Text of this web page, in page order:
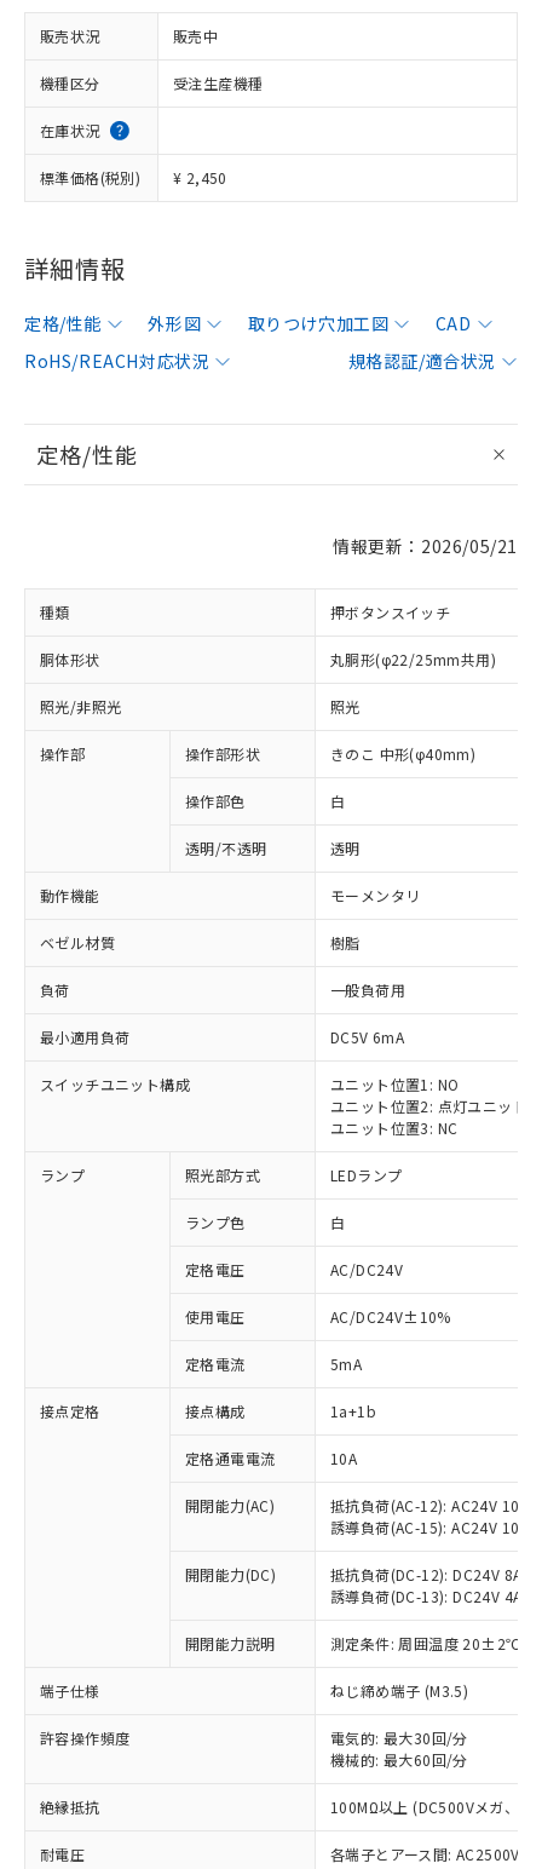
販売状況 販売中
機種区分 受注生産機種
在庫状況
標準価格(税別) ¥ 2,450
詳細情報
定格/性能 外形図 取りつけ穴加工図
CAD
RoHS/REACH対応状況
規格認証/適合状況
定格/性能
情報更新：2026/05/21
種類 押ボタンスイッチ
胴体形状 丸胴形(φ22/25mm共用)
照光/非照光 照光
操作部 操作部形状 きのこ 中形(φ40mm)
操作部色 白
透明/不透明 透明
動作機能 モーメンタリ
ベゼル材質 樹脂
負荷 一般負荷用
最小適用負荷 DC5V 6mA
スイッチユニット構成
ユニット位置1: NO
ユニット位置2: 点灯ユニット
ユニット位置3: NC
ランプ 照光部方式 LEDランプ
ランプ色 白
定格電圧 AC/DC24V
使用電圧 AC/DC24V±10%
定格電流 5mA
接点定格 接点構成 1a+1b
定格通電電流 10A
開閉能力(AC)
抵抗負荷(AC-12): AC24V 10A/
誘導負荷(AC-15): AC24V
開閉能力(DC)
抵抗負荷(DC-12): DC24V 8A/
誘導負荷(DC-13): DC24V 4A/
開閉能力説明 測定条件: 周囲温度 20±2℃、
端子仕様 ねじ締め端子 (M3.5)
許容操作頻度
電気的: 最大30回/分
機械的: 最大60回/分
絶縁抵抗 100MΩ以上 (DC500Vメガ、点
耐電圧
各端子とアース間: AC2500V
ご利用条件
以下の条件をお読みいただき、同意のうえ
本サービスは、当社制御機器事業取扱
商品の当社在庫状況および標準価格
(税抜)を提供させていただくもので
当社制御機器事業取扱商品の中には、
本サービスの対象外となる商品もある
ことをご了承ください。
※1 対応状況
対応済み：EU RoHS指令（10物質）の
非含有に対応した製品が提供可能な商品で
対応予定：EU RoHS指令（10物質）の非含
有に対応した製品に切り替える予定のある
対応予定なし：EU RoHS指令（10物質）の
非含有に非対応の商品で、対応品を出す予
調査・確認中：EU RoHS指令（10物質）の
非含有の対応状況を調査中または確認中の
商品です。
非該当品：ライセンス料など無形物で、有
仕入先様の事情により、非含有部品として
いたものが、含有品と判明した場合などや
「○」：最大均質材料含有率が中国RoHSの
基準値以下であることを示します。
「×」：最大均質材料含有率が中国RoHSの
基準値を超えていることを示します。
当社は、これら貴社製品のうち、外国